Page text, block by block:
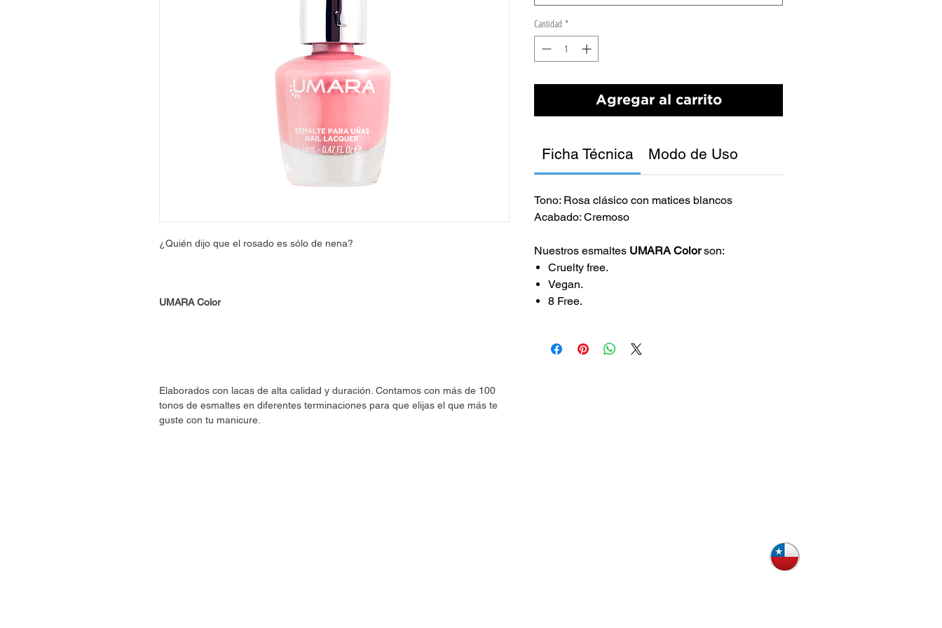
¿Quién dijo que el rosado es sólo de nena?
UMARA Color
Elaborados con lacas de alta calidad y duración. Contamos con más de 100
tonos de esmaltes en diferentes terminaciones para que elijas el que más te
guste con tu manicure.
Cantidad *
Agregar al carrito
Ficha Técnica Modo de Uso
Tono: Rosa clásico con matices blancos
Acabado: Cremoso
Nuestros esmaltes UMARA Colorson:
Cruelty free.
Vegan.
8 Free.